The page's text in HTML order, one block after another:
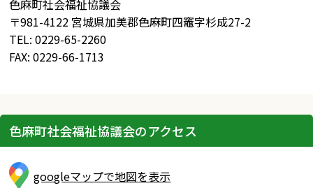
色麻町社会福祉協議会
〒981-4122 宮城県加美郡色麻町四竈字杉成27-2
TEL: 0229-65-2260
FAX: 0229-66-1713
色麻町社会福祉協議会のアクセス
googleマップで地図を表示